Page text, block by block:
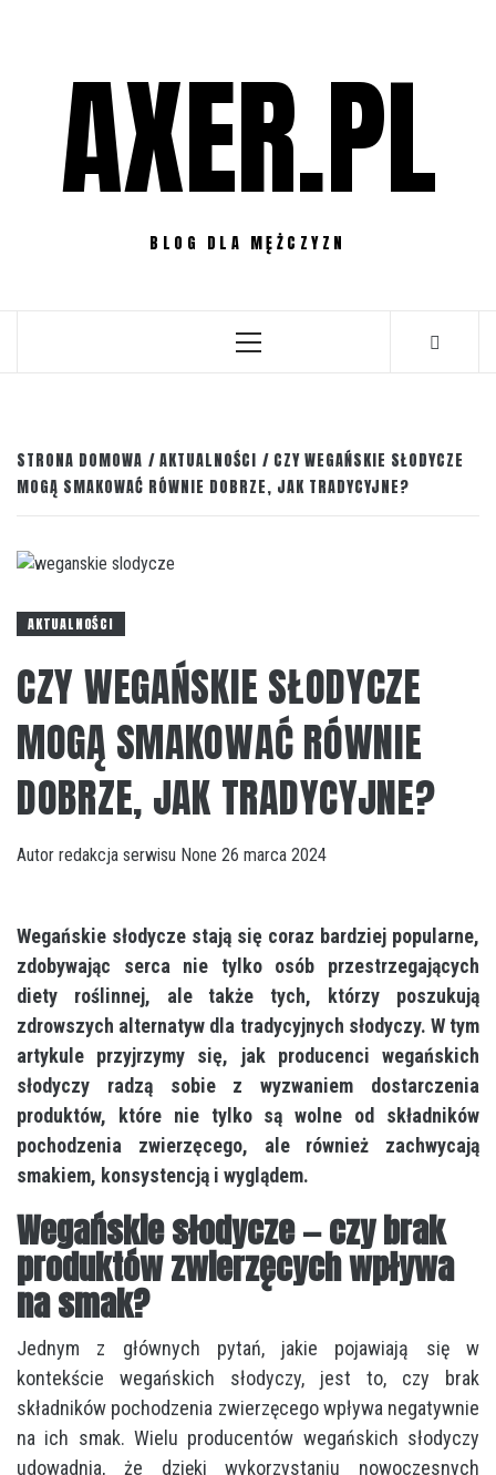
AXER.PL
BLOG DLA MĘŻCZYZN
Menu
STRONA DOMOWA AKTUALNOŚCI
CZY WEGAŃSKIE SŁODYCZE
MOGĄ SMAKOWAĆ RÓWNIE DOBRZE, JAK TRADYCYJNE?
AKTUALNOŚCI
CZY WEGAŃSKIE SŁODYCZE
MOGĄ SMAKOWAĆ RÓWNIE
DOBRZE, JAK TRADYCYJNE?
Autor redakcja serwisu None 26 marca 2024
Wegańskie słodycze stają się coraz bardziej popularne,
zdobywając serca nie tylko osób przestrzegających
diety roślinnej, ale także tych, którzy poszukują
zdrowszych alternatyw dla tradycyjnych słodyczy. W tym
artykule przyjrzymy się, jak producenci wegańskich
słodyczy radzą sobie z wyzwaniem dostarczenia
produktów, które nie tylko są wolne od składników
pochodzenia zwierzęcego, ale również zachwycają
smakiem, konsystencją i wyglądem.
Wegańskie słodycze — czy brak
produktów zwierzęcych wpływa
na smak?
Jednym z głównych pytań, jakie pojawiają się w
kontekście wegańskich słodyczy, jest to, czy brak
składników pochodzenia zwierzęcego wpływa negatywnie
na ich smak. Wielu producentów wegańskich słodyczy
udowadnia, że dzięki wykorzystaniu nowoczesnych